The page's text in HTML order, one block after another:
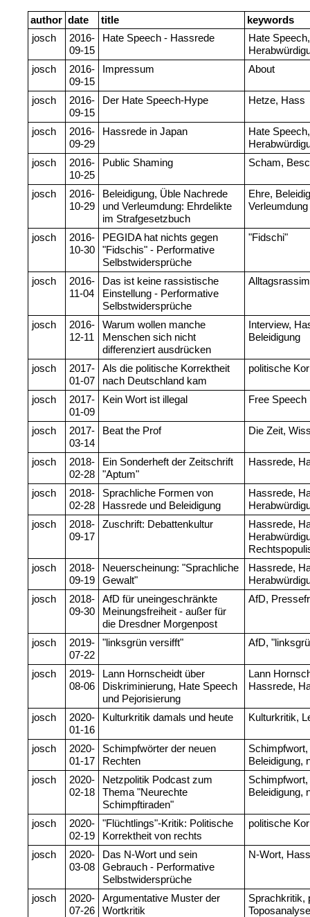
author date title
keywords
josch
2016-
09-15
Hate Speech - Hassrede
Hate
josch
2016-
09-15
Impressum About
josch
2016-
09-15
Der Hate Speech-Hype Hetze, Hass
josch
2016-
09-29
Hassrede in Japan
Hate
josch
2016-
10-25
Public Shaming Scham,
josch
2016-
10-29
Beleidigung, Üble Nachrede
und Verleumdung: Ehrdelikte
im Strafgesetzbuch
Ehre,
Verleumdung
josch
2016-
10-30
PEGIDA hat nichts gegen
"Fidschis" - Performative
Selbstwidersprüche
"Fidschi"
josch
2016-
11-04
Das ist keine rassistische
Einstellung - Performative
Selbstwidersprüche
josch
2016-
12-11
Warum wollen manche
Menschen sich nicht
differenziert ausdrücken
Interview,
Beleidigung
josch
2017-
01-07
Als die politische Korrektheit
nach Deutschland kam
politische
josch
2017-
01-09
Kein Wort ist illegal Free Speech
josch
2017-
03-14
Beat the Prof Die Zeit,
josch
2018-
02-28
Ein Sonderheft der Zeitschrift
"Aptum"
Hassrede,
josch
2018-
02-28
Sprachliche Formen von
Hassrede und Beleidigung
Hassrede,
josch
2018-
09-17
Zuschrift: Debattenkultur
Hassrede,
josch
2018-
09-19
Neuerscheinung: "Sprachliche
Gewalt"
Hassrede,
josch
2018-
09-30
AfD für uneingeschränkte
Meinungsfreiheit - außer für
die Dresdner Morgenpost
AfD,
josch
2019-
07-22
"linksgrün versifft" AfD,
josch
2019-
08-06
Lann Hornscheidt über
Diskriminierung, Hate Speech
und Pejorisierung
Lann
Hassrede,
josch
2020-
01-16
Kulturkritik damals und heute Kulturkritik,
josch
2020-
01-17
Schimpfwörter der neuen
Rechten
Beleidigung,
josch
2020-
02-18
Netzpolitik Podcast zum
Thema "Neurechte
Schimpftiraden"
Beleidigung,
josch
2020-
02-19
"Flüchtlings"-Kritik: Politische
Korrektheit von rechts
politische
josch
2020-
03-08
Das N-Wort und sein
Gebrauch - Performative
Selbstwidersprüche
N-Wort,
josch
2020-
07-26
Argumentative Muster der
Wortkritik
Sprachkritik,
Toposanalyse